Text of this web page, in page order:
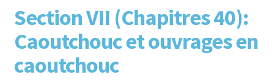
T
Section VII (Chapitres 40):
Caoutchouc et ouvrages en
caoutchouc